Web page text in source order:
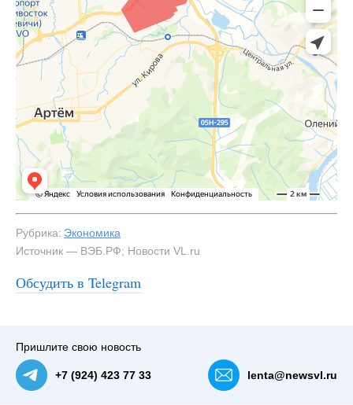
Рубрика: Экономика
Источник — ВЭБ.РФ; Новости VL.ru
Обсудить в Telegram
Пришлите свою новость
+7 (924) 423 77 33 lenta@newsvl.ru